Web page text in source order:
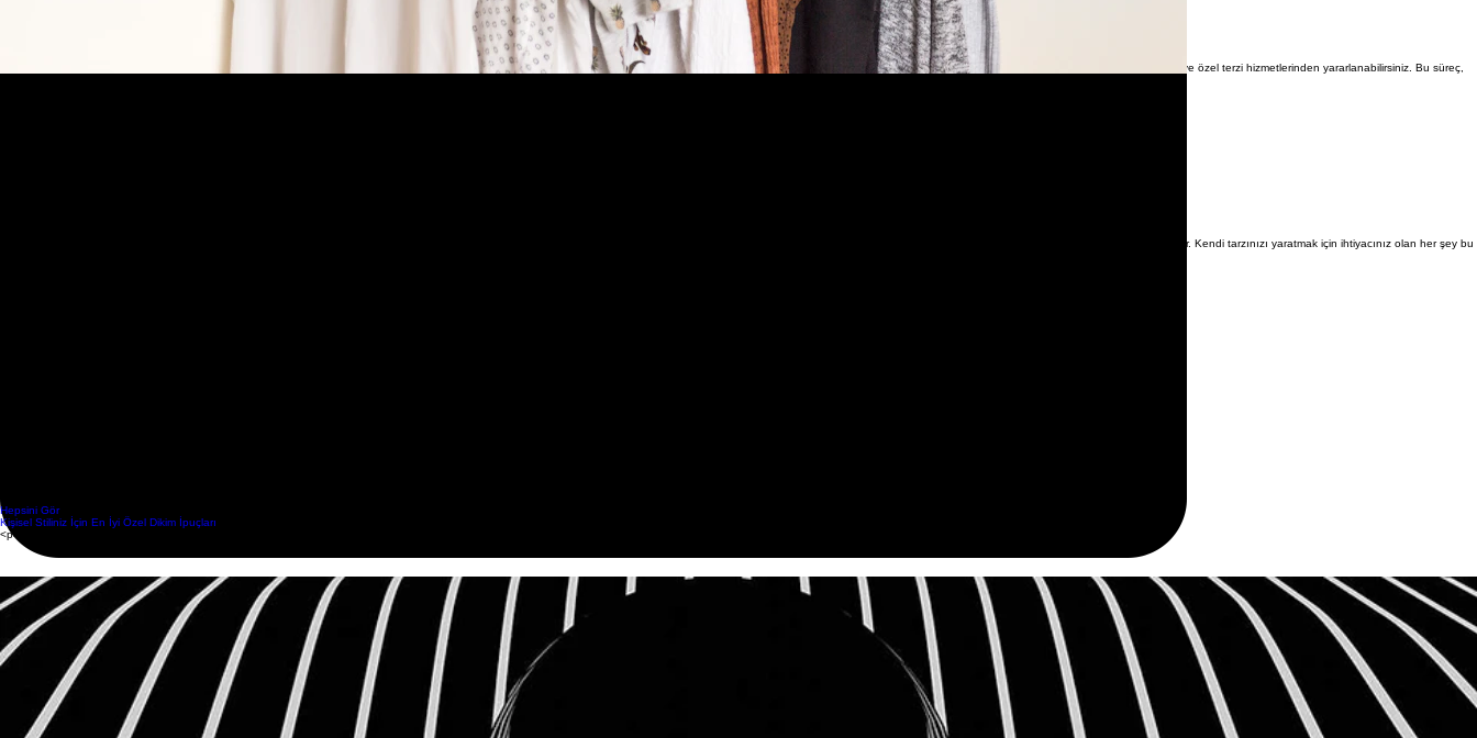
yaratma şansı buluyorlar. Atölye deneyimleri, aynı zamanda sosyal bir etkinlik olup, benzer zevklere sahip insanlarla tanışma fırsatı da sunmaktadır.
Kendinize has bir tarza sahip olmak için "özel terzi" hizmetlerinden yararlanmak, yalnızca belirli bir giyim tarzına ya da bir etkinliğe özgü değildir. Günlük kıyafetlerden iş kıyafetlerine, davetlerden spor giyime kadar birçok seçenek için kişiye özel terzi hizmetlerinden yararlanabilirsiniz. Bu süreç,
Moda dünyasında kişiselleştirmenin yeri, sadece bir trend olmanın ötesine geçiyor; bireylerin kendilerini ifade etme biçimidir. Kişiye özel terzi ve özel dikim hizmetleri, bir giyimde aradığınız tüm özellikleri, konfor ve estetik ile bir araya getirir. Kendi tarzınızı yaratmak için ihtiyacınız olan her şey bu
Hepsini Gör
Kişisel Stiliniz İçin En İyi Özel Dikim İpuçları
<p>Düğün günü giyilecek kıyafet, yalnızca iyi görünmek için değil, kendiniz gibi hissetmek için de seçilir. Bu yüzden <strong>özel dikim damatlık</strong>,